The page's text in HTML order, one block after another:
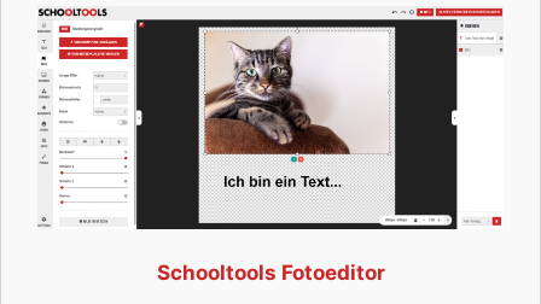
Schooltools Fotoeditor